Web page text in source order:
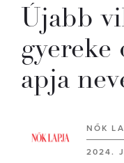
Újabb
gyereke
apja
NŐK
2024.